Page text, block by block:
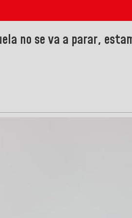
no se va a parar,